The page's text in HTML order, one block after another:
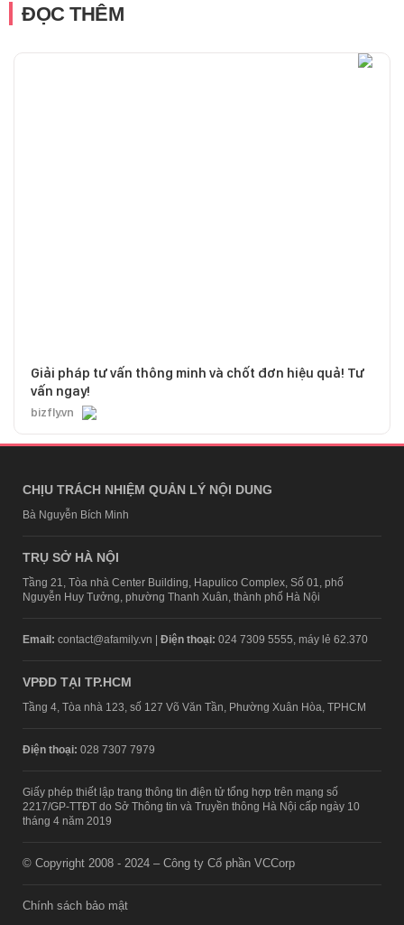
ĐỌC THÊM
Giải pháp tư vấn thông minh và chốt đơn hiệu quả! Tư
vấn ngay!
bizfly.vn
CHỊU TRÁCH NHIỆM QUẢN LÝ NỘI DUNG
Bà Nguyễn Bích Minh
TRỤ SỞ HÀ NỘI
Tầng 21, Tòa nhà Center Building, Hapulico Complex, Số 01, phố
Nguyễn Huy Tưởng, phường Thanh Xuân, thành phố Hà Nội
Email: contact@afamily.vn | Điện thoại: 024 7309 5555, máy lẻ 62.370
VPĐD TẠI TP.HCM
Tầng 4, Tòa nhà 123, số 127 Võ Văn Tần, Phường Xuân Hòa, TPHCM
Điện thoại: 028 7307 7979
Giấy phép thiết lập trang thông tin điện tử tổng hợp trên mạng số
2217/GP-TTĐT do Sở Thông tin và Truyền thông Hà Nội cấp ngày 10
tháng 4 năm 2019
© Copyright 2008 - 2024 – Công ty Cổ phần VCCorp
Chính sách bảo mật